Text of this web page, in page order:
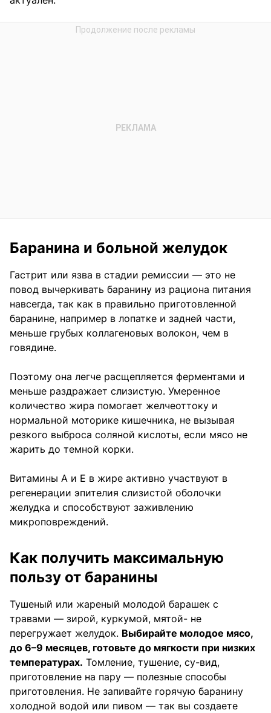
Баранина и больной желудок
Гастрит или язва в стадии ремиссии — это не
повод вычеркивать баранину из рациона питания
навсегда, так как в правильно приготовленной
баранине, например в лопатке и задней части,
меньше грубых коллагеновых волокон, чем в
говядине.
Поэтому она легче расщепляется ферментами и
меньше раздражает слизистую. Умеренное
количество жира помогает желчеоттоку и
нормальной моторике кишечника, не вызывая
резкого выброса соляной кислоты, если мясо не
жарить до темной корки.
Витамины A и E в жире активно участвуют в
регенерации эпителия слизистой оболочки
желудка и способствуют заживлению
микроповреждений.
Как получить максимальную
пользу от баранины
Тушеный или жареный молодой барашек с
травами — зирой, куркумой, мятой- не
перегружает желудок. Выбирайте молодое мясо,
до 6–9 месяцев, готовьте до мягкости при низких
температурах. Томление, тушение, су-вид,
приготовление на пару — полезные способы
приготовления. Не запивайте горячую баранину
холодной водой или пивом — так вы создаете